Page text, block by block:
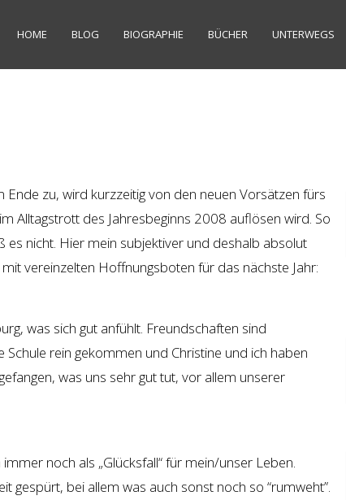
HOME BLOG BIOGRAPHIE BÜCHER UNTERWEGS
Ende zu, wird kurzzeitig von den neuen Vorsätzen fürs
Alltagstrott des Jahresbeginns 2008 auflösen wird. So
es nicht. Hier mein subjektiver und deshalb absolut
vereinzelten Hoffnungsboten für das nächste Jahr:
was sich gut anfühlt. Freundschaften sind
rein gekommen und Christine und ich haben
was uns sehr gut tut, vor allem unserer
noch als „Glücksfall“ für mein/unser Leben.
gespürt, bei allem was auch sonst noch so “rumweht”.